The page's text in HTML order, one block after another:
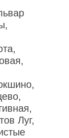
Луг,